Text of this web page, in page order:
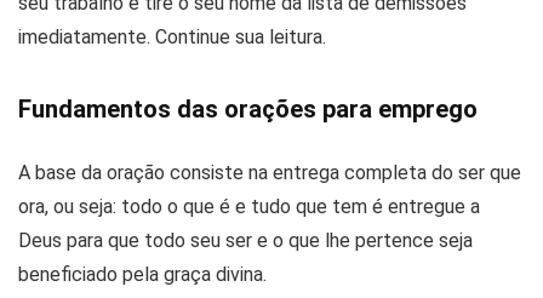
imediatamente. Continue sua leitura.
Fundamentos das orações para emprego
A base da oração consiste na entrega completa do ser que
ora, ou seja: todo o que é e tudo que tem é entregue a
Deus para que todo seu ser e o que lhe pertence seja
beneficiado pela graça divina.